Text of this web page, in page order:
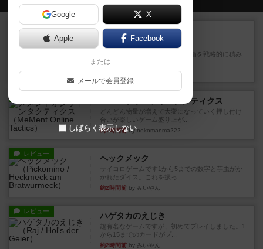
ルール/インスト
マーケットフレッシュ
目的あなたの店先に農産物の木箱を戦略的に積み
重ねて在庫を最大化し、競合...
26分前by jurong
メメントオンラインタクティクス
どんどん物量が増えて大変になっていく押し付け
合いが楽しいゲーム盛り上が...
約1時間前by nekomanma222
レビュー ヘックメック
サイコロゲームです1から5までの数字と芋虫がか
かれたダイス。これを振っ...
約2時間前 by みいやん
レビュー ハゲタカのえじき
超有名なゲームですが、初めてプレイしました。1
から15までのカードがプ...
約2時間前 by みいやん
Google X
Apple Facebook
または
メールで会員登録
しばらく表示しない